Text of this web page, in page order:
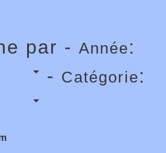
par - Année:
- Catégorie: